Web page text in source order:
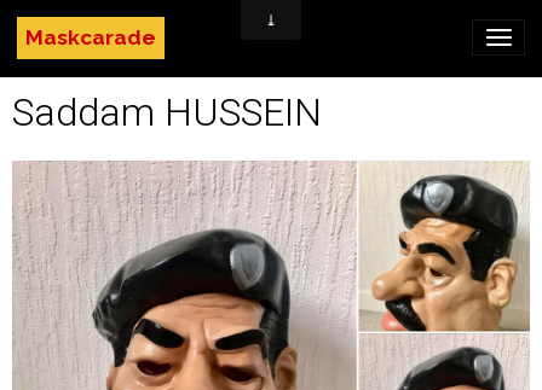
Maskcarade
Saddam HUSSEIN